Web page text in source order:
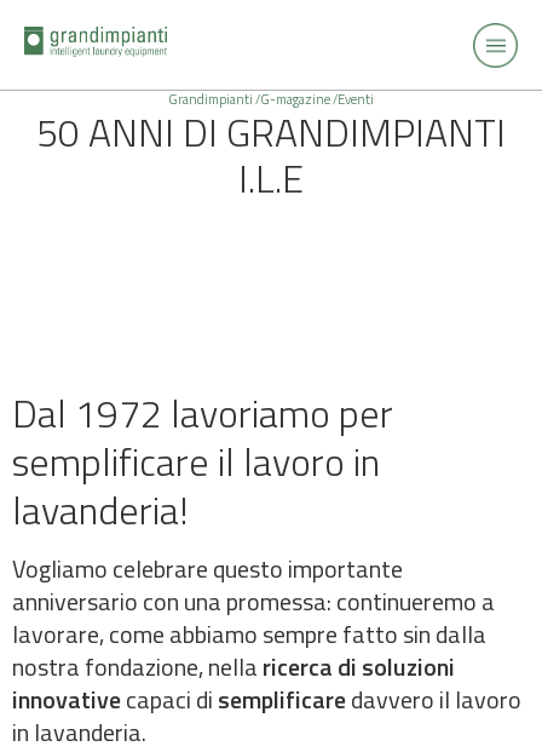
Grandimpianti /G-magazine /Eventi
50 ANNI DI GRANDIMPIANTI
I.L.E
Dal 1972 lavoriamo per
semplificare il lavoro in
lavanderia!
Vogliamo celebrare questo importante
anniversario con una promessa: continueremo a
lavorare, come abbiamo sempre fatto sin dalla
nostra fondazione, nellaricerca di soluzioni
innovativecapaci disemplificaredavvero il lavoro
in lavanderia.